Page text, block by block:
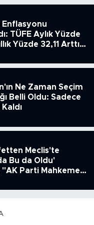
Enflasyonu
TÜFE Aylık Yüzde
Yüzde 32,11 Arttı,
Ne Zaman Seçim
Belli Oldu: Sadece
Meclis'te
Bu da Oldu'
"AK Parti Mahkeme